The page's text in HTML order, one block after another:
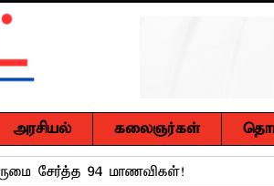
அரசியல் கலைஞர்கள்
ஊடகவியலாளர்களுக்கு தலா